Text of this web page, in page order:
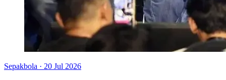
Sepakbola · 20 Jul 2026